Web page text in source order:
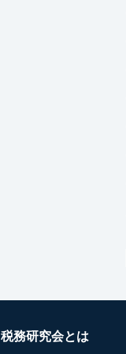
税務研究会とは